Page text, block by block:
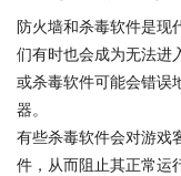
防火墙和杀毒软件是现
们有时也会成为无法进
或杀毒软件可能会错误
器。
有些杀毒软件会对游戏
件，从而阻止其正常运